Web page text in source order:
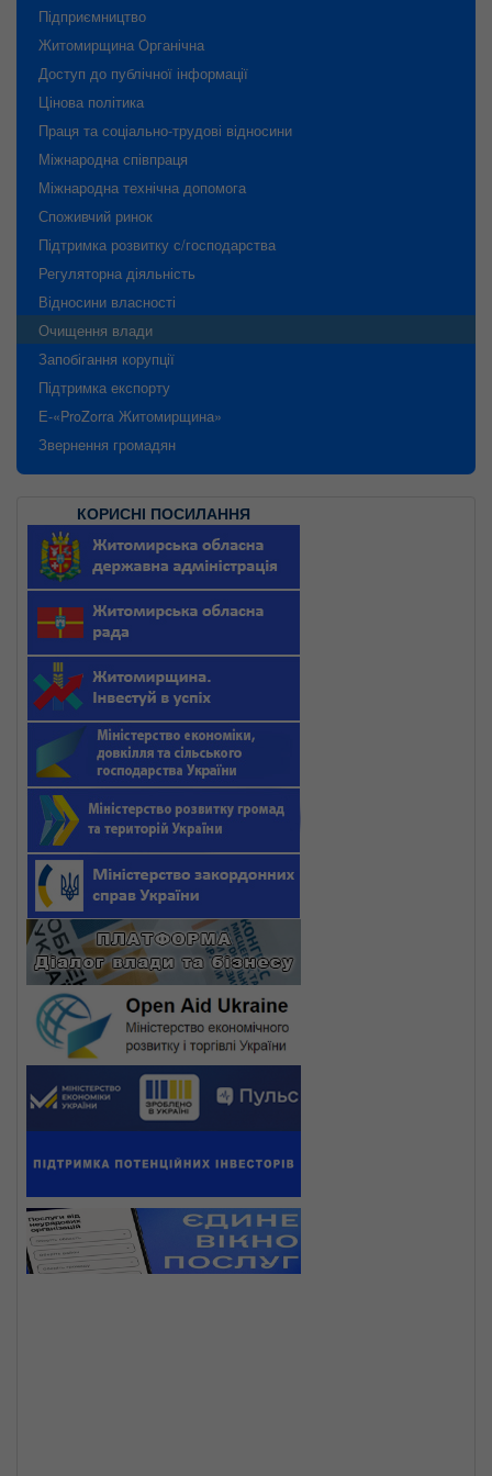
Підприємництво
Житомирщина Органічна
Доступ до публічної інформації
Цінова політика
Праця та соціально-трудові відносини
Міжнародна співпраця
Міжнародна технічна допомога
Споживчий ринок
Підтримка розвитку с/господарства
Регуляторна діяльність
Відносини власності
Очищення влади
Запобігання корупції
Підтримка експорту
Е-«ProZorra Житомирщина»
Звернення громадян
КОРИСНІ ПОСИЛАННЯ